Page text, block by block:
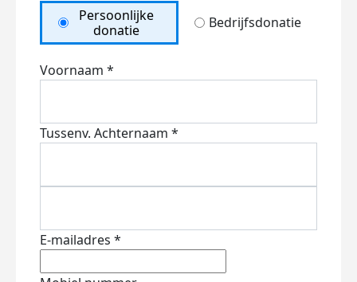
Persoonlijke
donatie
Bedrijfsdonatie
Voornaam *
Tussenv. Achternaam *
E-mailadres *